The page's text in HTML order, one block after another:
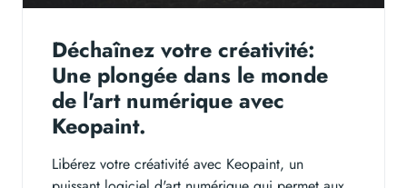
Déchaînez votre créativité:
Une plongée dans le monde
de l'art numérique avec
Keopaint.
Libérez votre créativité avec Keopaint, un